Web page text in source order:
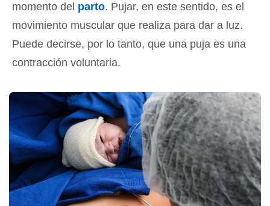
momento del parto. Pujar, en este sentido, es el
movimiento muscular que realiza para dar a luz.
Puede decirse, por lo tanto, que una puja es una
contracción voluntaria.